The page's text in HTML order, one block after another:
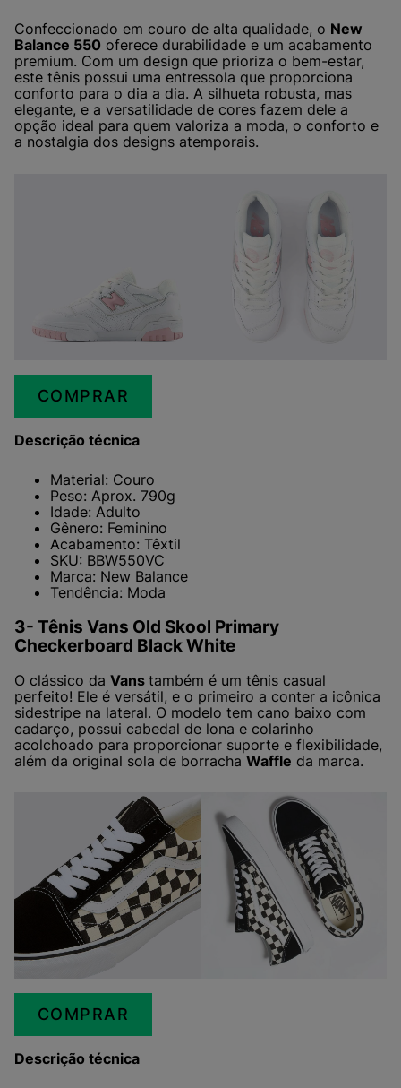
Confeccionado em couro de alta qualidade, o New
Balance 550 oferece durabilidade e um acabamento
premium. Com um design que prioriza o bem-estar,
este tênis possui uma entressola que proporciona
conforto para o dia a dia. A silhueta robusta, mas
elegante, e a versatilidade de cores fazem dele a
opção ideal para quem valoriza a moda, o conforto e
a nostalgia dos designs atemporais.
COMPRAR
Descrição técnica
Material: Couro
Peso: Aprox. 790g
Idade: Adulto
Gênero: Feminino
Acabamento: Têxtil
SKU: BBW550VC
Marca: New Balance
Tendência: Moda
3- Tênis Vans Old Skool Primary
Checkerboard Black White
O clássico da Vans também é um tênis casual
perfeito! Ele é versátil, e o primeiro a conter a icônica
sidestripe na lateral. O modelo tem cano baixo com
cadarço, possui cabedal de lona e colarinho
acolchoado para proporcionar suporte e flexibilidade,
além da original sola de borracha Waffle da marca.
COMPRAR
Descrição técnica